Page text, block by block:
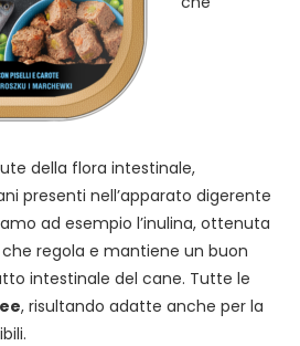
della flora intestinale,
presenti nell’apparato digerente
ad esempio l’inulina, ottenuta
regola e mantiene un buon
intestinale del cane. Tutte le
, risultando adatte anche per la